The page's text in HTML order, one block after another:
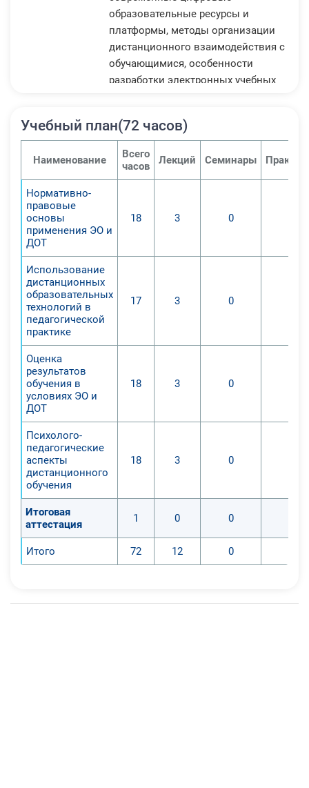
образовательные ресурсы и
платформы, методы организации
дистанционного взаимодействия с
обучающимися, особенности
разработки электронных учебных
Освоение программы позволит
эффективно применять цифровые
инструменты в образовательном
доступность обучения.
Учебный план(72 часов)
Наименование
Всего
часов
Лекций Семинары
Нормативно-
правовые
основы
применения ЭО и
ДОТ
18 3 0
Использование
дистанционных
образовательных
технологий в
педагогической
практике
17 3 0
Оценка
результатов
обучения в
условиях ЭО и
ДОТ
18 3 0
Психолого-
педагогические
аспекты
дистанционного
обучения
18 3 0
Итоговая
аттестация
1 0 0
Итого 72 12 0